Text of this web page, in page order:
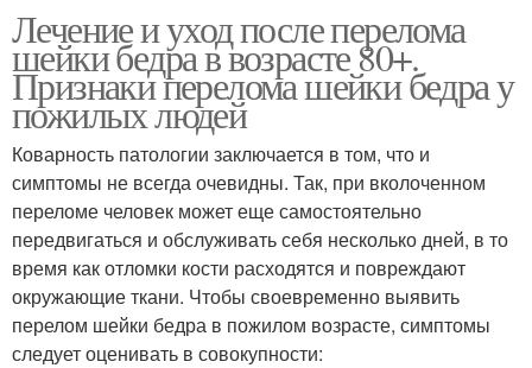
Лечение и уход после перелома
шейки бедра в возрасте 80+.
Признаки перелома шейки бедра у
пожилых людей
Коварность патологии заключается в том, что и
симптомы не всегда очевидны. Так, при вколоченном
переломе человек может еще самостоятельно
передвигаться и обслуживать себя несколько дней, в то
время как отломки кости расходятся и повреждают
окружающие ткани. Чтобы своевременно выявить
перелом шейки бедра в пожилом возрасте, симптомы
следует оценивать в совокупности: